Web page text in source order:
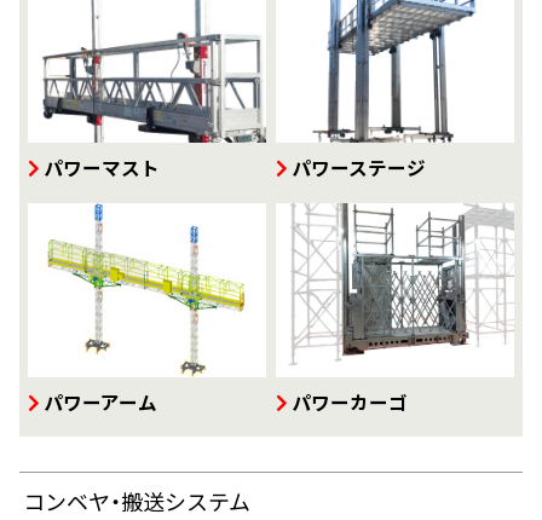
パワーマスト パワーステージ
パワーアーム パワーカーゴ
コンベヤ・搬送システム